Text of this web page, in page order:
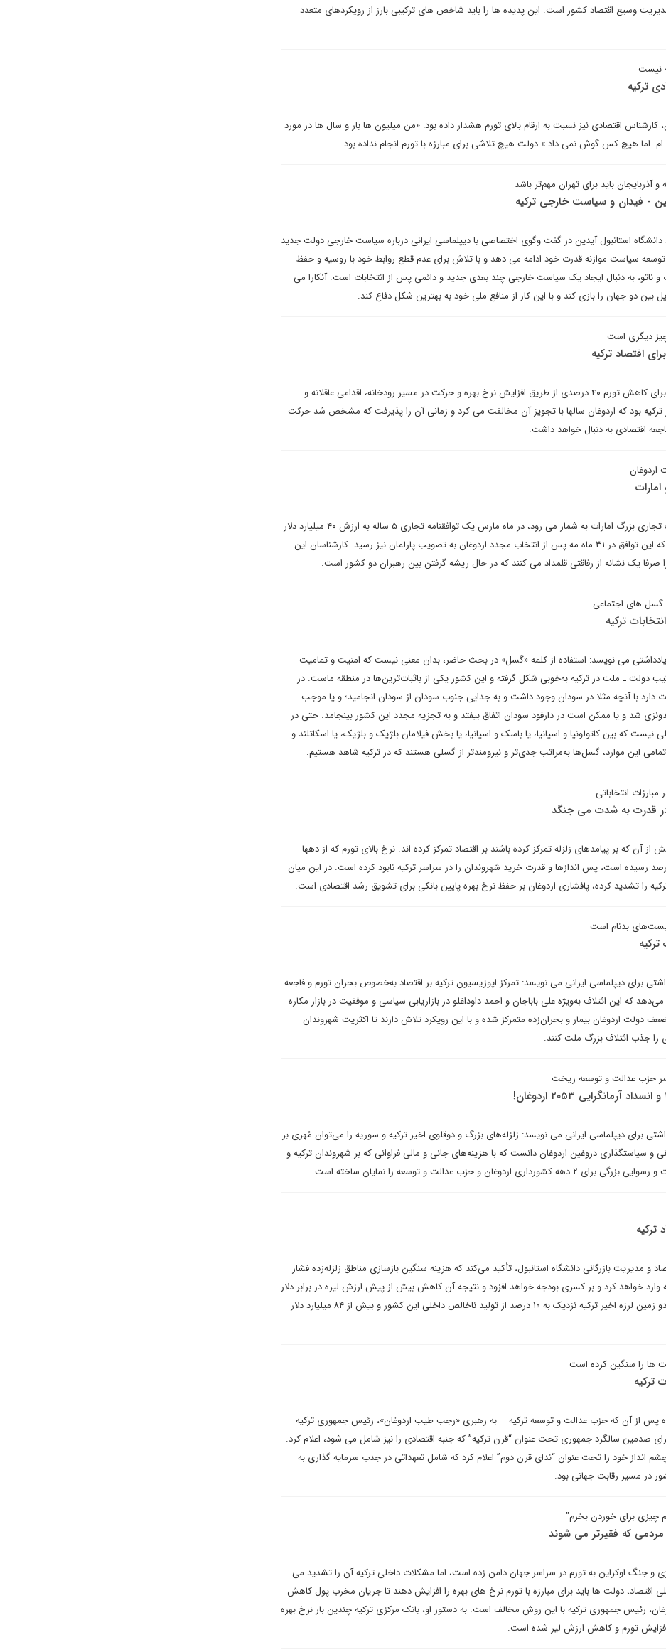
وسیع اقتصاد کشور است. این پدیده ها را باید شاخص های ترکیبی بارز از رویکردهای متعدد
نیست
ترکیه
کارشناس اقتصادی نیز نسبت به ارقام بالای تورم هشدار داده بود: «من میلیون ها بار و سال ها در مورد
اما هیچ کس گوش نمی داد.» دولت هیچ تلاشی برای مبارزه با تورم انجام نداده بود.
و آذربایجان باید برای تهران مهم‌تر باشد
- فیدان و سیاست خارجی ترکیه
دانشگاه استانبول آیدین در گفت وگوی اختصاصی با دیپلماسی ایرانی درباره سیاست خارجی دولت جدید
توسعه سیاست موازنه قدرت خود ادامه می دهد و با تلاش برای عدم قطع روابط خود با روسیه و حفظ
ناتو، به دنبال ایجاد یک سیاست خارجی چند بعدی جدید و دائمی پس از انتخابات است. آنکارا می
دو جهان را بازی کند و با این کار از منافع ملی خود به بهترین شکل دفاع کند.
دیگری است
اقتصاد ترکیه
اقدام سریع دولت ترکیه برای کاهش تورم ۴۰ درصدی از طریق افزایش نرخ بهره و حرکت در مسیر رودخانه، اقدامی عاقلانه و
ترکیه بود که اردوغان سالها با تجویز آن مخالفت می کرد و زمانی آن را پذیرفت که مشخص شد حرکت
اقتصادی به دنبال خواهد داشت.
اردوغان
ترکیه که ششمین شریک تجاری بزرگ امارات به شمار می رود، در ماه مارس یک توافقنامه تجاری ۵ ساله به ارزش ۴۰ میلیارد دلار
را با این کشور امضا کرد که این توافق در ۳۱ ماه مه پس از انتخاب مجدد اردوغان به تصویب پارلمان نیز رسید. کارشناسان این
صرفا یک نشانه از رفاقتی قلمداد می کنند که در حال ریشه گرفتن بین رهبران دو کشور است.
گسل های اجتماعی
ترکیه
می نویسد: استفاده از کلمه «گسل» در بحث حاضر، بدان معنی نیست که امنیت و تمامیت
دولت ـ ملت در ترکیه به‌خوبی شکل گرفته و این کشور یکی از باثبات‌ترین‌ها در منطقه ماست. در
دارد با آنچه مثلا در سودان وجود داشت و به جدایی جنوب سودان از سودان انجامید؛ و یا موجب
شد و یا ممکن است در دارفود سودان اتفاق بیفتد و به تجزیه مجدد این کشور بینجامد. حتی در
که بین کاتولونیا و اسپانیا، یا باسک و اسپانیا، یا بخش فیلامان بلژیک و بلژیک، یا اسکاتلند و
تمامی این موارد، گسل‌ها به‌مراتب جدی‌تر و نیرومندتر از گسلی هستند که در ترکیه شاهد هستیم.
انتخاباتی
در قدرت به شدت می جنگد
از آن که بر پیامدهای زلزله تمرکز کرده باشند بر اقتصاد تمرکز کرده اند. نرخ بالای تورم که از دهها
رسیده است، پس اندازها و قدرت خرید شهروندان را در سراسر ترکیه نابود کرده است. در این میان
را تشدید کرده، پافشاری اردوغان بر حفظ نرخ بهره پایین بانکی برای تشویق رشد اقتصادی است.
بدنام است
ترکیه
برای دیپلماسی ایرانی می نویسد: تمرکز اپوزیسیون ترکیه بر اقتصاد به‌خصوص بحران تورم و فاجعه
که این ائتلاف به‌ویژه علی باباجان و احمد داوداغلو در بازاریابی سیاسی و موفقیت در بازار مکاره
ضعف دولت اردوغان بیمار و بحران‌زده متمرکز شده و با این رویکرد تلاش دارند تا اکثریت شهروندان
را جذب ائتلاف بزرگ ملت کنند.
سر حزب عدالت و توسعه ریخت
برای دیپلماسی ایرانی می نویسد: زلزله‌های بزرگ و دوقلوی اخیر ترکیه و سوریه را می‌توان مُهری بر
و سیاستگذاری دروغین اردوغان دانست که با هزینه‌های جانی و مالی فراوانی که بر شهروندان ترکیه و
اردوغان و حزب عدالت و توسعه را نمایان ساخته است.
ترکیه
و مدیریت بازرگانی دانشگاه استانبول، تأکید می‌کند که هزینه سنگین بازسازی مناطق زلزله‌زده فشار
وارد خواهد کرد و بر کسری بودجه خواهد افزود و نتیجه آن کاهش بیش از پیش ارزش لیره در برابر دلار
است. خسارت اقتصادی دو زمین لرزه اخیر ترکیه نزدیک به ۱۰ درصد از تولید ناخالص داخلی این کشور و بیش از ۸۴ میلیارد دلار
ها را سنگین کرده است
ترکیه
پس از آن که حزب عدالت و توسعه ترکیه – به رهبری «رجب طیب اردوغان»، رئیس جمهوری ترکیه –
صدمین سالگرد جمهوری تحت عنوان “قرن ترکیه” که جنبه اقتصادی را نیز شامل می شود، اعلام کرد.
انداز خود را تحت عنوان “ندای قرن دوم” اعلام کرد که شامل تعهداتی در جذب سرمایه گذاری به
در مسیر رقابت جهانی بود.
چیزی برای خوردن بخرم"
مردمی که فقیرتر می شوند
و جنگ اوکراین به تورم در سراسر جهان دامن زده است، اما مشکلات داخلی ترکیه آن را تشدید می
اقتصاد، دولت ها باید برای مبارزه با تورم نرخ های بهره را افزایش دهند تا جریان مخرب پول کاهش
رئیس جمهوری ترکیه با این روش مخالف است. به دستور او، بانک مرکزی ترکیه چندین بار نرخ بهره
تورم و کاهش ارزش لیر شده است.